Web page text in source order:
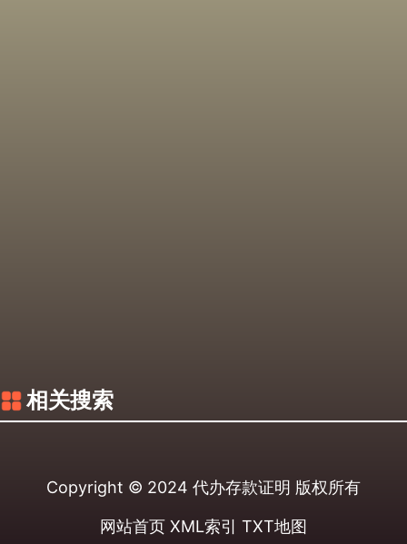
相关搜索
Copyright © 2024 代办存款证明 版权所有
网站首页 XML索引 TXT地图